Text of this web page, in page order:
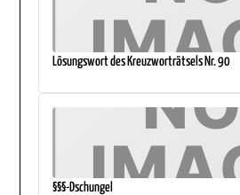
Lösungswort des Kreuzworträtsels Nr. 90
§§§-Dschungel